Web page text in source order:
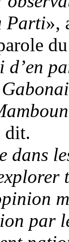
Parti»,
d’en
dit.
dans
par